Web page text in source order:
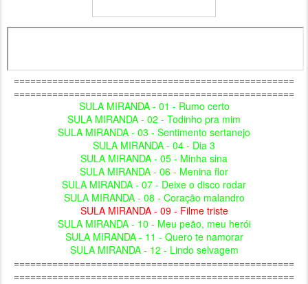
===================================================
===================================================
SULA MIRANDA - 01 - Rumo certo
SULA MIRANDA - 02 - Todinho pra mim
SULA MIRANDA - 03 - Sentimento sertanejo
SULA MIRANDA - 04 - Dia 3
SULA MIRANDA - 05 - Minha sina
SULA MIRANDA - 06 - Menina flor
SULA MIRANDA - 07 - Deixe o disco rodar
SULA MIRANDA - 08 - Coração malandro
SULA MIRANDA - 09 - Filme triste
SULA MIRANDA - 10 - Meu peão, meu herói
SULA MIRANDA - 11 - Quero te namorar
SULA MIRANDA - 12 - Lindo selvagem
===================================================
===================================================